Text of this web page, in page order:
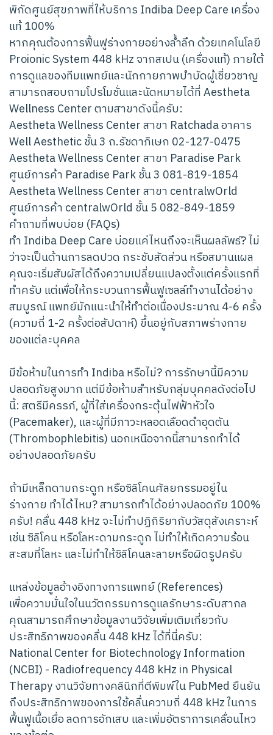
พิกัดศูนย์สุขภาพที่ให้บริการ Indiba Deep Care เครื่อง
แท้ 100%
หากคุณต้องการฟื้นฟูร่างกายอย่างล้ำลึก ด้วยเทคโนโลยี
Proionic System 448 kHz จากสเปน (เครื่องแท้) ภายใต้
การดูแลของทีมแพทย์และนักกายภาพบำบัดผู้เชี่ยวชาญ
สามารถสอบถามโปรโมชั่นและนัดหมายได้ที่ Aestheta
Wellness Center ตามสาขาดังนี้ครับ:
Aestheta Wellness Center สาขา Ratchada อาคาร
Well Aesthetic ชั้น 3 ถ.รัชดาภิเษก 02-127-0475
Aestheta Wellness Center สาขา Paradise Park
ศูนย์การค้า Paradise Park ชั้น 3 081-819-1854
Aestheta Wellness Center สาขา centralwOrld
ศูนย์การค้า centralwOrld ชั้น 5 082-849-1859
คำถามที่พบบ่อย (FAQs)
ทำ Indiba Deep Care บ่อยแค่ไหนถึงจะเห็นผลลัพธ์? ไม่
ว่าจะเป็นด้านการลดปวด กระชับสัดส่วน หรือสมานแผล
คุณจะเริ่มสัมผัสได้ถึงความเปลี่ยนแปลงตั้งแต่ครั้งแรกที่
ทำครับ แต่เพื่อให้กระบวนการฟื้นฟูเซลล์ทำงานได้อย่าง
สมบูรณ์ แพทย์มักแนะนำให้ทำต่อเนื่องประมาณ 4-6 ครั้ง
(ความถี่ 1-2 ครั้งต่อสัปดาห์) ขึ้นอยู่กับสภาพร่างกาย
ของแต่ละบุคคล
มีข้อห้ามในการทำ Indiba หรือไม่? การรักษานี้มีความ
ปลอดภัยสูงมาก แต่มีข้อห้ามสำหรับกลุ่มบุคคลดังต่อไป
นี้: สตรีมีครรภ์, ผู้ที่ใส่เครื่องกระตุ้นไฟฟ้าหัวใจ
(Pacemaker), และผู้ที่มีภาวะหลอดเลือดดำอุดตัน
(Thrombophlebitis) นอกเหนือจากนี้สามารถทำได้
อย่างปลอดภัยครับ
ถ้ามีเหล็กดามกระดูก หรือซิลิโคนศัลยกรรมอยู่ใน
ร่างกาย ทำได้ไหม? สามารถทำได้อย่างปลอดภัย 100%
ครับ! คลื่น 448 kHz จะไม่ทำปฏิกิริยากับวัสดุสังเคราะห์
เช่น ซิลิโคน หรือโลหะดามกระดูก ไม่ทำให้เกิดความร้อน
สะสมที่โลหะ และไม่ทำให้ซิลิโคนละลายหรือผิดรูปครับ
แหล่งข้อมูลอ้างอิงทางการแพทย์ (References)
เพื่อความมั่นใจในนวัตกรรมการดูแลรักษาระดับสากล
คุณสามารถศึกษาข้อมูลงานวิจัยเพิ่มเติมเกี่ยวกับ
ประสิทธิภาพของคลื่น 448 kHz ได้ที่นี่ครับ:
National Center for Biotechnology Information
(NCBI) - Radiofrequency 448 kHz in Physical
Therapy งานวิจัยทางคลินิกที่ตีพิมพ์ใน PubMed ยืนยัน
ถึงประสิทธิภาพของการใช้คลื่นความถี่ 448 kHz ในการ
ฟื้นฟูเนื้อเยื่อ ลดการอักเสบ และเพิ่มอัตราการเคลื่อนไหว